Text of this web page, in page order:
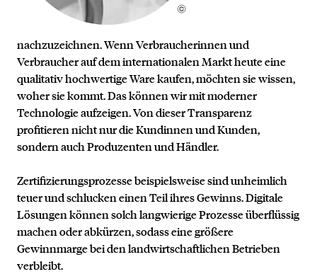
nachzuzeichnen. Wenn Verbraucherinnen und
Verbraucher auf dem internationalen Markt heute eine
qualitativ hochwertige Ware kaufen, möchten sie wissen,
woher sie kommt. Das können wir mit moderner
Technologie aufzeigen. Von dieser Transparenz
profitieren nicht nur die Kundinnen und Kunden,
sondern auch Produzenten und Händler.
Zertifizierungsprozesse beispielsweise sind unheimlich
teuer und schlucken einen Teil ihres Gewinns. Digitale
Lösungen können solch langwierige Prozesse überflüssig
machen oder abkürzen, sodass eine größere
Gewinnmarge bei den landwirtschaftlichen Betrieben
verbleibt.